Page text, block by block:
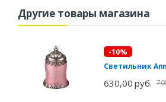
Другие товары магазина
-10%
Светильник
630,00 руб.